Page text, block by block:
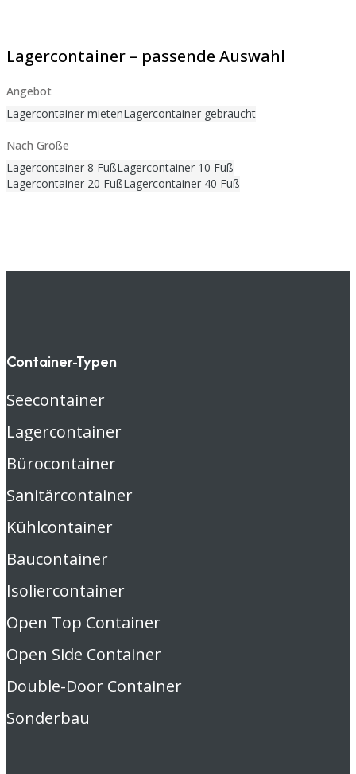
Lagercontainer – passende Auswahl
Angebot
Lagercontainer mietenLagercontainer gebraucht
Nach Größe
Lagercontainer 8 FußLagercontainer 10 Fuß
Lagercontainer 20 FußLagercontainer 40 Fuß
Container-Typen
Seecontainer
Lagercontainer
Bürocontainer
Sanitärcontainer
Kühlcontainer
Baucontainer
Isoliercontainer
Open Top Container
Open Side Container
Double-Door Container
Sonderbau